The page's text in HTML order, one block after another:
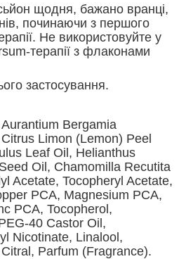
щодня, бажано вранці,
починаючи з першого
Не використовуйте у
терапії з флаконами
застосування.
Bergamia
Limon (Lemon) Peel
Leaf Oil, Helianthus
Oil, Chamomilla Recutita
Acetate, Tocopheryl Acetate,
PCA, Magnesium PCA,
PCA, Tocopherol,
40 Castor Oil,
Nicotinate, Linalool,
Parfum (Fragrance).